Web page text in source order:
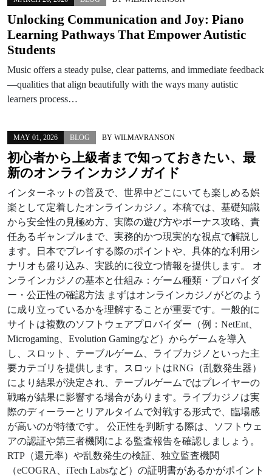
Unlocking Communication and Joy: Piano
Learning Pathways That Empower Autistic
Students
Music offers a steady pulse, clear patterns, and immediate feedback
—qualities that align beautifully with the ways many autistic
learners process…
MAY 01, 2026 BLOG BY WILMAVRANSON
初心者から上級者まで知っておきたい、最
新のオンラインカジノガイド
インターネットの普及で、世界中どこにいても楽しめる娯
楽として定着したオンラインカジノ。本稿では、基礎知識
から安全性の見極め方、実際の遊び方やボーナス攻略、責
任あるギャンブルまで、実務的かつ現実的な視点で解説し
ます。日本でプレイする際のポイントや、具体的な利用シ
ナリオも盛り込み、実践的に役立つ情報を提供します。 オ
ンラインカジノの基本と仕組み：ゲーム種類・プロバイダ
ー・公正性の確認方法 まずはオンラインカジノがどのよう
に成り立っているかを理解することが重要です。一般的に
サイトは複数のソフトウェアプロバイダー（例：NetEnt、
Microgaming、Evolution Gamingなど）からゲームを導入
し、スロット、テーブルゲーム、ライブカジノといった主
要カテゴリを提供します。スロットはRNG（乱数発生器）
により結果が決定され、テーブルゲームではプレイヤーの
戦略が結果に影響する場合があります。ライブカジノは実
際のディーラーとリアルタイムで対戦する形式で、臨場感
が高いのが特徴です。 公正性を判断する際は、ソフトウェ
アの認証や第三者機関による監査報告を確認しましょう。
RTP（還元率）や乱数発生の検証、独立監査機関
（eCOGRA、iTech Labsなど）の証明書があるかがポイント